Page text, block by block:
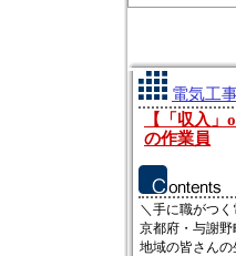
電気工
【「収入
の作業員
＼手に職がつ
京都府・与謝
地域の皆さん